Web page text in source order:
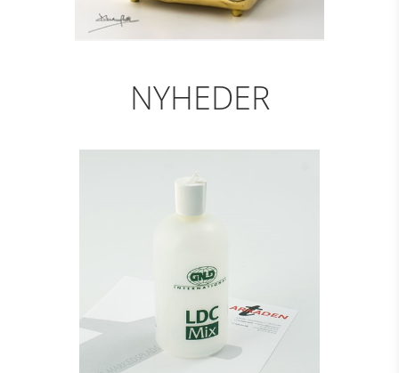
NYHEDER